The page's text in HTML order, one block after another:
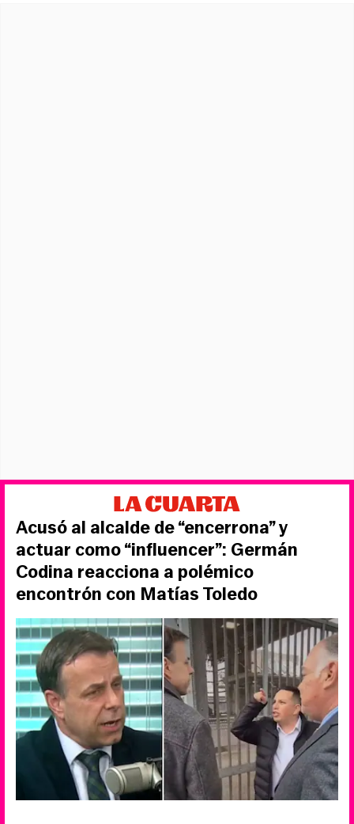
Acusó al alcalde de “encerrona” y
actuar como “influencer”: Germán
Codina reacciona a polémico
encontrón con Matías Toledo